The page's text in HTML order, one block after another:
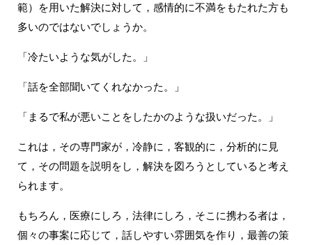
範）を用いた解決に対して，感情的に不満をもたれた方も
多いのではないでしょうか。
「冷たいような気がした。」
「話を全部聞いてくれなかった。」
「まるで私が悪いことをしたかのような扱いだった。」
これは，その専門家が，冷静に，客観的に，分析的に見
て，その問題を説明をし，解決を図ろうとしていると考え
られます。
もちろん，医療にしろ，法律にしろ，そこに携わる者は，
個々の事案に応じて，話しやすい雰囲気を作り，最善の策